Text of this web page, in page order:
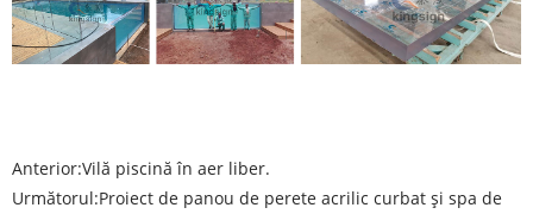
Anterior:Vilă piscină în aer liber.
Următorul:Proiect de panou de perete acrilic curbat și spa de